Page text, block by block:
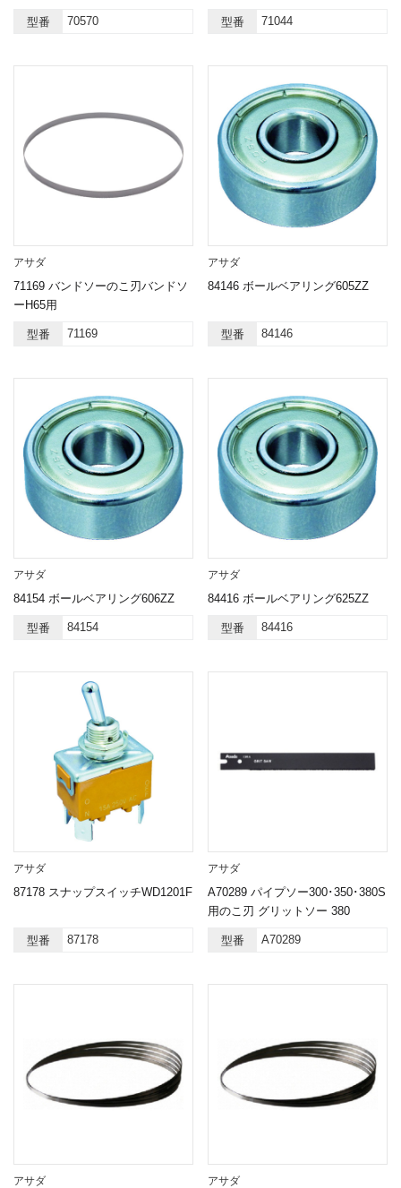
型番 70570 型番 71044
アサダ
71169 バンドソーのこ刃バンドソ
ーH65用
型番 71169
アサダ
84146 ボールベアリング605ZZ
型番 84146
アサダ
84154 ボールベアリング606ZZ
型番 84154
アサダ
84416 ボールベアリング625ZZ
型番 84416
アサダ
87178 スナップスイッチWD1201F
型番 87178
アサダ
A70289 パイプソー300･350･380S
用のこ刃 グリットソー 380
型番 A70289
アサダ アサダ